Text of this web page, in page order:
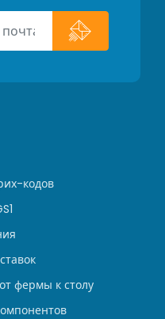
кодов
фермы к столу